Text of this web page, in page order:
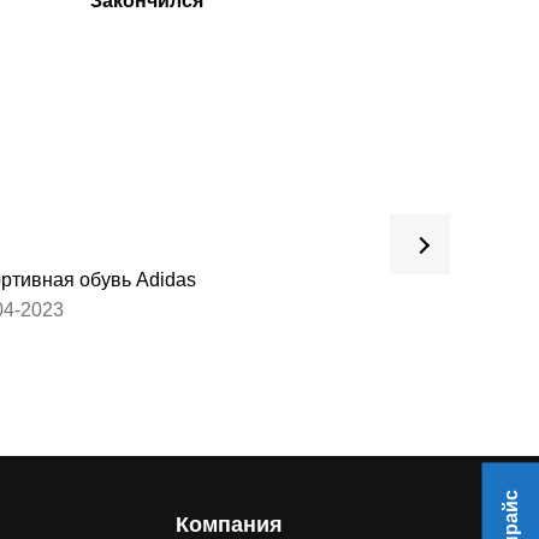
обувь Adidas
2023
Компания